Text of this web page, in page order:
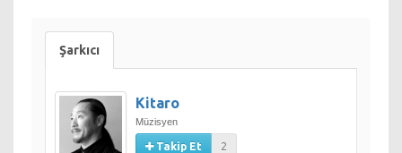
Şarkıcı
Kitaro
Müzisyen
Takip Et 2